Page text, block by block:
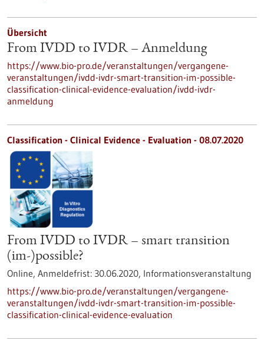
Übersicht
From IVDD to IVDR – Anmeldung
https://www.bio-pro.de/veranstaltungen/vergangene-
veranstaltungen/ivdd-ivdr-smart-transition-im-possible-
classification-clinical-evidence-evaluation/ivdd-ivdr-
anmeldung
Classification - Clinical Evidence - Evaluation - 08.07.2020
From IVDD to IVDR – smart transition
(im-)possible?
Online, Anmeldefrist: 30.06.2020, Informationsveranstaltung
https://www.bio-pro.de/veranstaltungen/vergangene-
veranstaltungen/ivdd-ivdr-smart-transition-im-possible-
classification-clinical-evidence-evaluation